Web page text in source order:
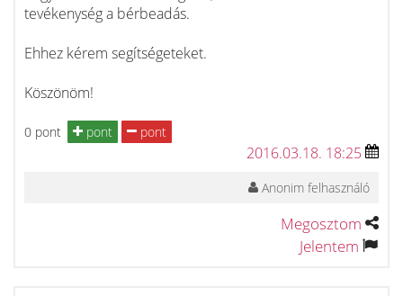
tevékenység a bérbeadás.
Ehhez kérem segítségeteket.
Köszönöm!
0 pont pont pont
2016.03.18. 18:25
Anonim felhasználó
Megosztom
Jelentem